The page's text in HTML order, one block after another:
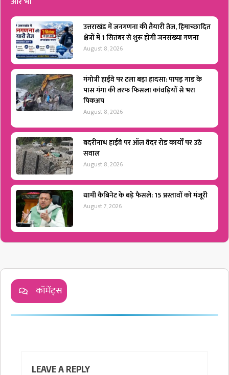
उत्तराखंड में जनगणना की तैयारी तेज, हिमाच्छादित
क्षेत्रों में 1 सितंबर से शुरू होगी जनसंख्या गणना
August 8, 2026
गंगोत्री हाईवे पर टला बड़ा हादसा: पापड़ गाड के
पास गंगा की तरफ फिसला कांवड़ियों से भरा
पिकअप
August 8, 2026
बदरीनाथ हाईवे पर ऑल वेदर रोड कार्यों पर उठे
सवाल
August 8, 2026
धामी कैबिनेट के बड़े फैसले: 15 प्रस्तावों को मंजूरी
August 7, 2026
कॉमेंट्स
LEAVE A REPLY